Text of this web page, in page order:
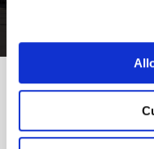
DEL
Otras